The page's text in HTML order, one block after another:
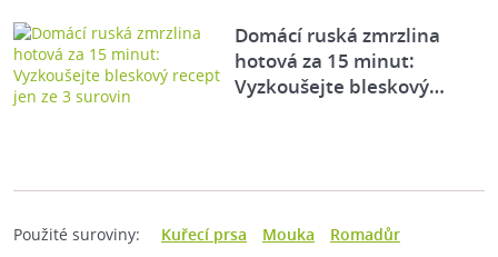
Domácí ruská zmrzlina
hotová za 15 minut:
Vyzkoušejte bleskový…
Použité suroviny: Kuřecí prsa Mouka
Romadůr